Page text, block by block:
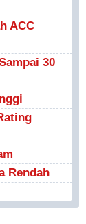
ACC
30
Rendah